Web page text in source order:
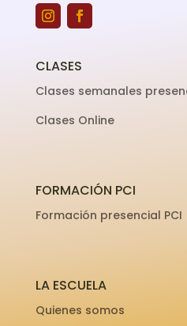
CLASES
Clases semanales
Clases Online
FORMACIÓN PCI
Formación presencial PCI
LA ESCUELA
Quienes somos